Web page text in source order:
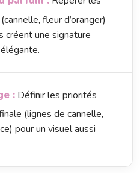
fleur d’oranger)
créent une signature
: Définir les priorités
(lignes de cannelle,
pour un visuel aussi